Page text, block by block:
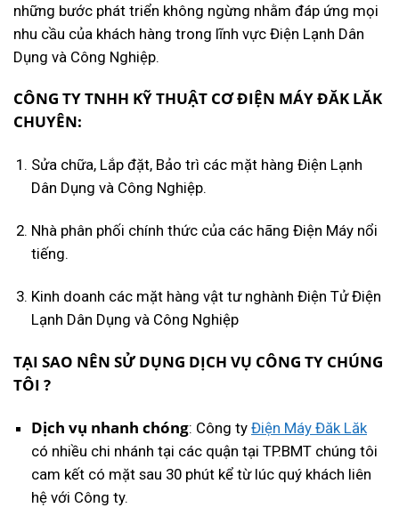
những bước phát triển không ngừng nhằm đáp ứng mọi
nhu cầu của khách hàng trong lĩnh vực Điện Lạnh Dân
Dụng và Công Nghiệp.
CÔNG TY TNHH KỸ THUẬT CƠ ĐIỆN MÁY ĐĂK LĂK
CHUYÊN:
Sửa chữa, Lắp đặt, Bảo trì các mặt hàng Điện Lạnh
Dân Dụng và Công Nghiệp.
Nhà phân phối chính thức của các hãng Điện Máy nổi
tiếng.
Kinh doanh các mặt hàng vật tư nghành Điện Tử Điện
Lạnh Dân Dụng và Công Nghiệp
TẠI SAO NÊN SỬ DỤNG DỊCH VỤ CÔNG TY CHÚNG
TÔI ?
Dịch vụ nhanh chóng: Công ty Điện Máy Đăk Lăk
có nhiều chi nhánh tại các quận tại TP.BMT chúng tôi
cam kết có mặt sau 30 phút kể từ lúc quý khách liên
hệ với Công ty.